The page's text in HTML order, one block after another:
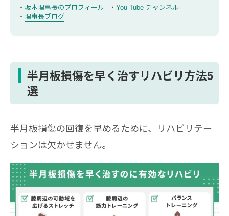
坂本理事長のプロフィール
You Tube チャンネル
理事長ブログ
半月板損傷を早く治すリハビリ方法5
選
半月板損傷の回復を早めるために、リハビリテー
ションは欠かせません。